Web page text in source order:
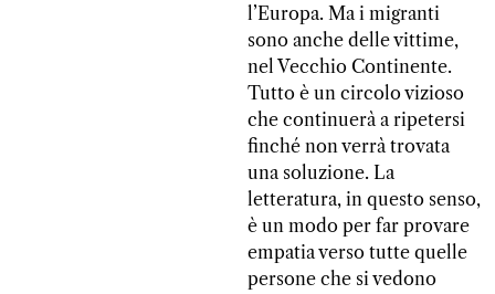
l’Europa. Ma i migranti
sono anche delle vittime,
nel Vecchio Continente.
Tutto è un circolo vizioso
che continuerà a ripetersi
finché non verrà trovata
una soluzione. La
letteratura, in questo senso,
è un modo per far provare
empatia verso tutte quelle
persone che si vedono